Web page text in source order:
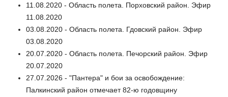
11.08.2020 - Область полета. Порховский район. Эфир
11.08.2020
03.08.2020 - Область полета. Гдовский район. Эфир
03.08.2020
20.07.2020 - Область полета. Печорский район. Эфир
20.07.2020
27.07.2026 - "Пантера" и бои за освобождение:
Палкинский район отмечает 82-ю годовщину